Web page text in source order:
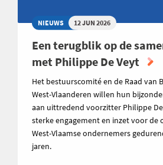
NIEUWS 12 JUN 2026
Een terugblik op de
met Philippe De Veyt
Het bestuurscomité en de Raad van
West-Vlaanderen willen hun
aan uittredend voorzitter Philippe
sterke engagement en inzet voor de
West-Vlaamse ondernemers
jaren.